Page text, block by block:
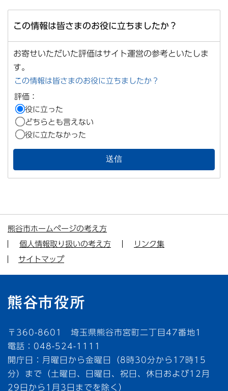
この情報は皆さまのお役に立ちましたか？
お寄せいただいた評価はサイト運営の参考といたしま
す。
この情報は皆さまのお役に立ちましたか？
評価：
役に立った
どちらとも言えない
役に立たなかった
熊谷市ホームページの考え方
個人情報取り扱いの考え方
リンク集
サイトマップ
〒360-8601 埼玉県熊谷市宮町二丁目47番地1
電話：048-524-1111
開庁日：月曜日から金曜日（8時30分から17時15
分）まで（土曜日、日曜日、祝日、休日および12月
29日から1月3日までを除く）